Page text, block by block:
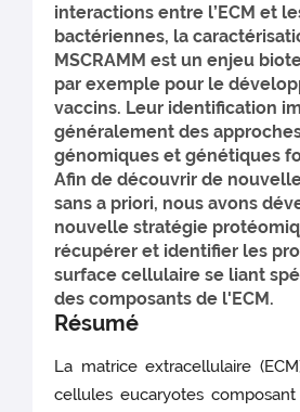
interactions entre l’ECM et
bactériennes, la
MSCRAMM est un enjeu
par exemple pour le
vaccins. Leur identification
généralement des
génomiques et génétiques
Afin de découvrir de
sans a priori, nous avons
nouvelle stratégie
récupérer et identifier les
surface cellulaire se liant
des composants de l'ECM.
Résumé
La matrice extracellulaire
cellules eucaryotes